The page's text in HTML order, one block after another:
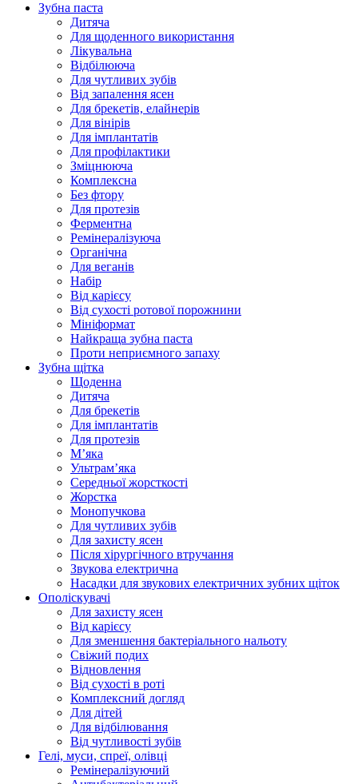
Зубна паста
Дитяча
Для щоденного використання
Лікувальна
Відбілююча
Для чутливих зубів
Від запалення ясен
Для брекетів, елайнерів
Для вінірів
Для імплантатів
Для профілактики
Зміцнююча
Комплексна
Без фтору
Для протезів
Ферментна
Ремінералізуюча
Органічна
Для веганів
Набір
Від карієсу
Від сухості ротової порожнини
Мініформат
Найкраща зубна паста
Проти неприємного запаху
Зубна щітка
Щоденна
Дитяча
Для брекетів
Для імплантатів
Для протезів
Мʼяка
Ультрамʼяка
Середньої жорсткості
Жорстка
Монопучкова
Для чутливих зубів
Для захисту ясен
Після хірургічного втручання
Звукова електрична
Насадки для звукових електричних зубних щіток
Ополіскувачі
Для захисту ясен
Від карієсу
Для зменшення бактеріального нальоту
Свіжий подих
Відновлення
Від сухості в роті
Комплексний догляд
Для дітей
Для відбілювання
Від чутливості зубів
Гелі, муси, спреї, олівці
Ремінералізуючий